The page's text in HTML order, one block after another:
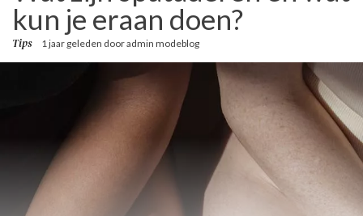
kun je eraan doen?
Tips 1 jaar geleden dooradmin modeblog